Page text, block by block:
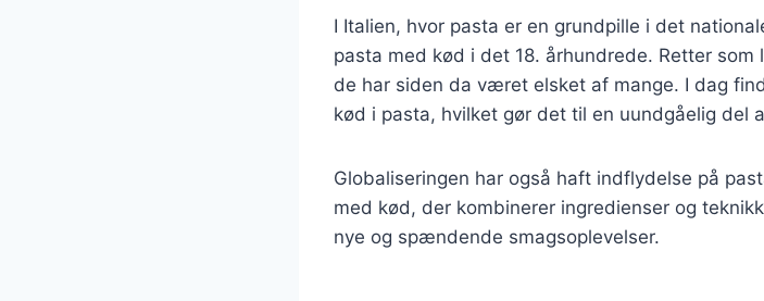
I Italien, hvor pasta er en grundpille i det
pasta med kød i det 18. århundrede. Retter
de har siden da været elsket af mange. I dag
kød i pasta, hvilket gør det til en uundgåelig del
Globaliseringen har også haft indflydelse på
med kød, der kombinerer ingredienser og
nye og spændende smagsoplevelser.